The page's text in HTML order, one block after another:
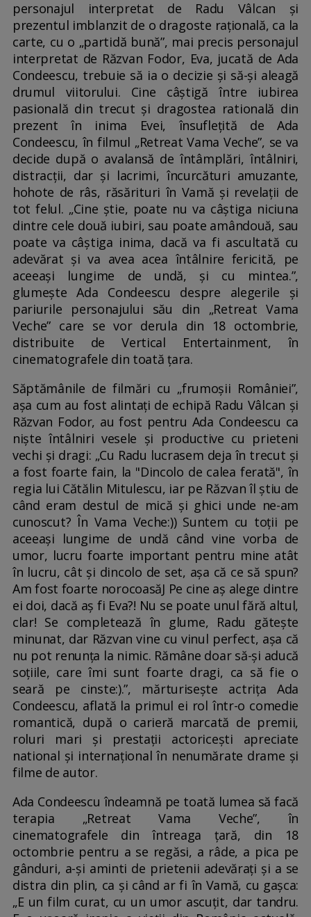
personajul interpretat de Radu Vâlcan și
prezentul imblanzit de o dragoste rațională, ca la
carte, cu o „partidă bună”, mai precis personajul
interpretat de Răzvan Fodor, Eva, jucată de Ada
Condeescu, trebuie să ia o decizie și să-și aleagă
drumul viitorului. Cine câștigă între iubirea
pasională din trecut și dragostea ratională din
prezent în inima Evei, însuflețită de Ada
Condeescu, în filmul „Retreat Vama Veche”, se va
decide după o avalansă de întâmplări, întâlniri,
distracții, dar și lacrimi, încurcături amuzante,
hohote de râs, răsărituri în Vamă și revelații de
tot felul. „Cine știe, poate nu va câștiga niciuna
dintre cele două iubiri, sau poate amândouă, sau
poate va câștiga inima, dacă va fi ascultată cu
adevărat și va avea acea întâlnire fericită, pe
aceeași lungime de undă, și cu mintea.”,
glumește Ada Condeescu despre alegerile și
pariurile personajului său din „Retreat Vama
Veche” care se vor derula din 18 octombrie,
distribuite de Vertical Entertainment, în
cinematografele din toată țara.
Săptămânile de filmări cu „frumoșii României”,
așa cum au fost alintați de echipă Radu Vâlcan și
Răzvan Fodor, au fost pentru Ada Condeescu ca
niște întâlniri vesele și productive cu prieteni
vechi și dragi: „Cu Radu lucrasem deja în trecut și
a fost foarte fain, la "Dincolo de calea ferată", în
regia lui Cătălin Mitulescu, iar pe Răzvan îl știu de
când eram destul de mică și ghici unde ne-am
cunoscut? În Vama Veche:)) Suntem cu toții pe
aceeași lungime de undă când vine vorba de
umor, lucru foarte important pentru mine atât
în lucru, cât și dincolo de set, așa că ce să spun?
Am fost foarte norocoasăJ Pe cine aș alege dintre
ei doi, dacă aș fi Eva?! Nu se poate unul fără altul,
clar! Se completează în glume, Radu gătește
minunat, dar Răzvan vine cu vinul perfect, așa că
nu pot renunța la nimic. Rămâne doar să-și aducă
soțiile, care îmi sunt foarte dragi, ca să fie o
seară pe cinste:).”, mărturisește actrița Ada
Condeescu, aflată la primul ei rol într-o comedie
romantică, după o carieră marcată de premii,
roluri mari și prestații actoricești apreciate
national și internațional în nenumărate drame și
filme de autor.
Ada Condeescu îndeamnă pe toată lumea să facă
terapia „Retreat Vama Veche”, în
cinematografele din întreaga țară, din 18
octombrie pentru a se regăsi, a râde, a pica pe
gânduri, a-și aminti de prietenii adevărați și a se
distra din plin, ca și când ar fi în Vamă, cu gașca:
„E un film curat, cu un umor ascuțit, dar tandru.